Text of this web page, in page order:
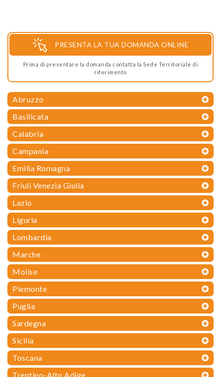
PRESENTA LA TUA DOMANDA ONLINE
Prima di presentare la domanda contatta la Sede Territoriale di
riferimento
Abruzzo
Basilicata
Calabria
Campania
Emilia Romagna
Friuli Venezia Giulia
Lazio
Liguria
Lombardia
Marche
Molise
Piemonte
Puglia
Sardegna
Sicilia
Toscana
Trentino-Alto Adige